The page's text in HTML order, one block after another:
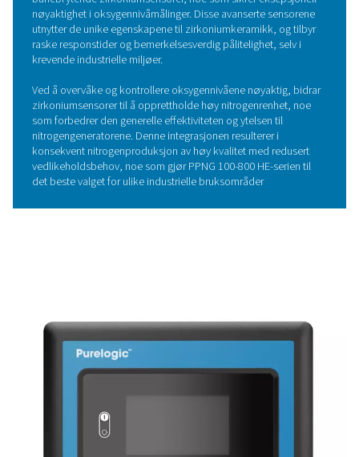
Dette avanserte systemet er designet for å optimalisere
og sikre at hver enhet av energi utnyttes effektivt. I
Economizer-funksjonen en avgjørende rolle for å
energitap ved å eliminere standby-tap og sikre at ingen
energi forbrukes unødvendig.
Den gjennomtenkte designen forbedrer ikke bare
driftseffektiviteten, men støtter også bærekraft ved å
den totale miljøpåvirkningen.